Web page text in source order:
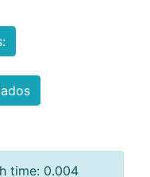
time: 0.004